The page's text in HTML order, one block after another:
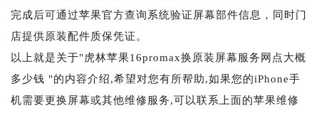
完成后可通过苹果官方查询系统验证屏幕部件信息，同时门
店提供原装配件质保凭证。
以上就是关于"虎林苹果16promax换原装屏幕服务网点大概
多少钱 "的内容介绍,希望对您有所帮助,如果您的iPhone手
机需要更换屏幕或其他维修服务,可以联系上面的苹果维修